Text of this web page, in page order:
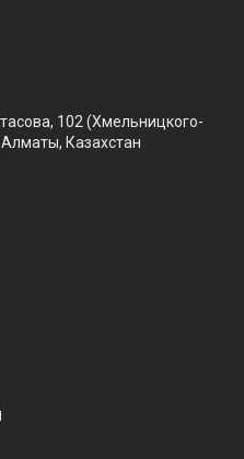
102 (Хмельницкого-
Казахстан